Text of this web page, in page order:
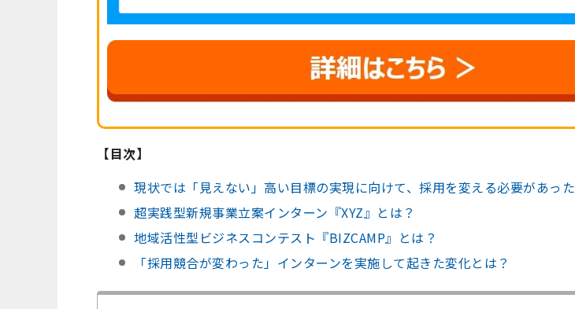
【目次】
現状では「見えない」高い目標の実現に向けて、採用を変える必要があった
超実践型新規事業立案インターン『XYZ』とは？
地域活性型ビジネスコンテスト『BIZCAMP』とは？
「採用競合が変わった」インターンを実施して起きた変化とは？